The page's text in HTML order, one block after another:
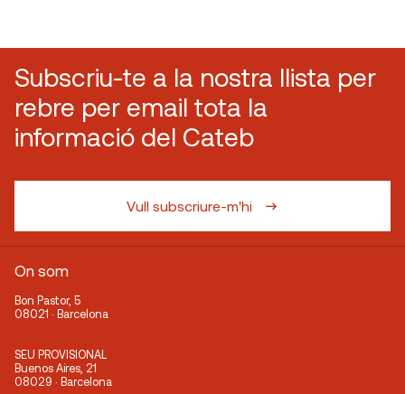
Subscriu-te a la nostra llista per
rebre per email tota la
informació del Cateb
Vull subscriure-m'hi
On som
Bon Pastor, 5
08021 · Barcelona
SEU PROVISIONAL
Buenos Aires, 21
08029 · Barcelona